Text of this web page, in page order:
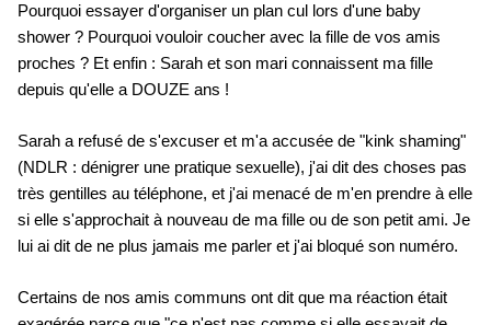
Pourquoi essayer d'organiser un plan cul lors d'une baby
shower ? Pourquoi vouloir coucher avec la fille de vos amis
proches ? Et enfin : Sarah et son mari connaissent ma fille
depuis qu'elle a DOUZE ans !
Sarah a refusé de s'excuser et m'a accusée de "kink shaming"
(NDLR : dénigrer une pratique sexuelle), j'ai dit des choses pas
très gentilles au téléphone, et j'ai menacé de m'en prendre à elle
si elle s'approchait à nouveau de ma fille ou de son petit ami. Je
lui ai dit de ne plus jamais me parler et j'ai bloqué son numéro.
Certains de nos amis communs ont dit que ma réaction était